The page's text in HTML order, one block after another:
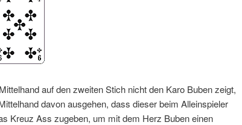
auf den zweiten Stich nicht den Karo Buben zeigt,
davon ausgehen, dass dieser beim Alleinspieler
Kreuz Ass zugeben, um mit dem Herz Buben einen